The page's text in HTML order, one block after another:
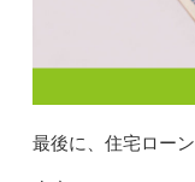
最後に、住宅ロー